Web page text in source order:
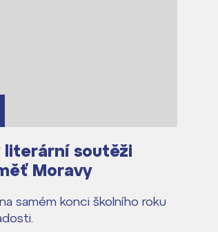
literární soutěži
Moravy
samém konci školního roku